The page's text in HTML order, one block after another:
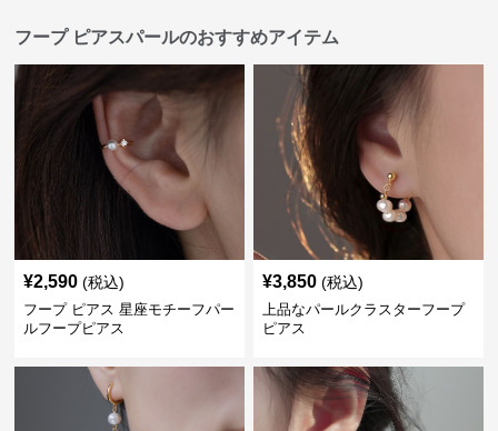
フープ ピアスパールのおすすめアイテム
¥2,590 (税込)
フープ ピアス 星座モチーフパー
ルフープピアス
¥3,850 (税込)
上品なパールクラスターフープ
ピアス